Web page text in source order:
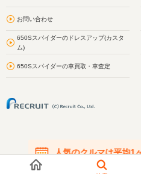
お問い合わせ
650Sスパイダーのドレスアップ(カスタ
ム)
650Sスパイダーの車買取・車査定
人気のクルマは平均1
在庫が無くなる前にお問